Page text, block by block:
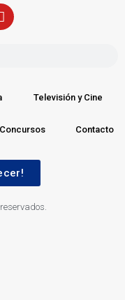
Televisión y Cine
Concursos Contacto